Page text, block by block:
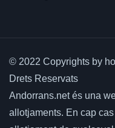
© 2022 Copyrights by
Drets Reservats
Andorrans.net és una
allotjaments. En cap